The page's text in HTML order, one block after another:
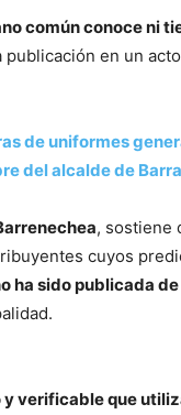
común conoce ni
en un
de uniformes
del alcalde de
, sostiene
cuyos
ha sido publicada
y verificable que